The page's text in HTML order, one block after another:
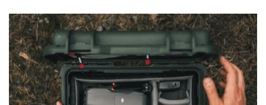
для
нарад
і
конференцій
Спікерфони
Конференційні
системи